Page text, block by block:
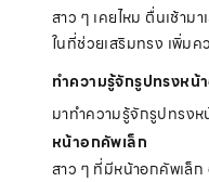
สาว ๆ เคยไหม ตื่นเช้าม
ในที่ช่วยเสริมทรง เพิ่มค
ทำความรู้จักรูปทรงหน้
มาทำความรู้จักรูปทรงห
หน้าอกคัพเล็ก
สาว ๆ ที่มีหน้าอกคัพเล็ก